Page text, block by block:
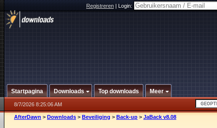
Registreren|Login:
Startpagina Downloads Top downloads Meer
8/7/2026 8:25:06 AM
AfterDawn > Downloads > Beveiliging > Back-up > JaBack v8.08